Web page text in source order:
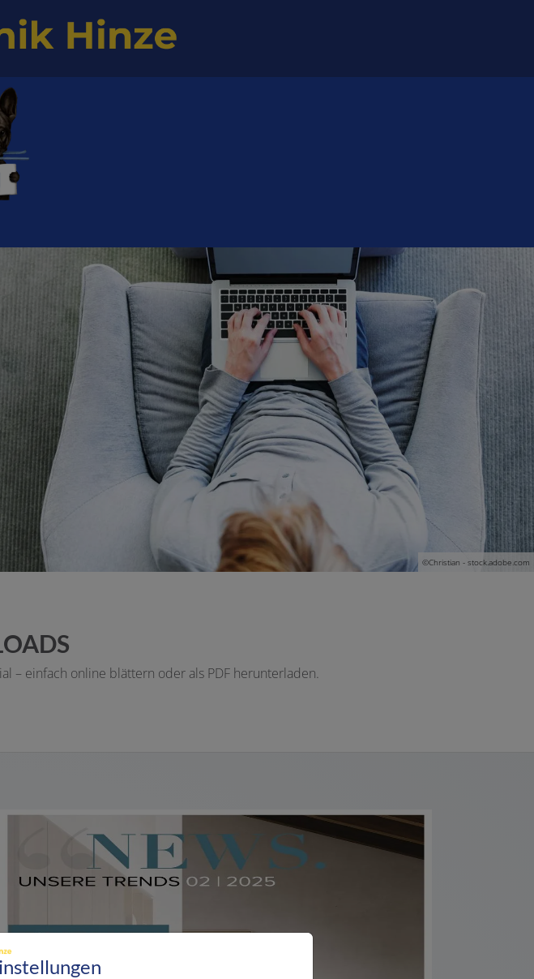
©Christian - stock.adobe.com
– einfach online blättern oder als PDF herunterladen.